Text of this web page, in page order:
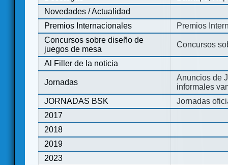
Novedades / Actualidad
Premios Internacionales
Premios
Concursos sobre diseño de
juegos de mesa
Concursos
Al Filler de la noticia
Jornadas
Anuncios de
informales
JORNADAS BSK
Jornadas
2017
2018
2019
2023